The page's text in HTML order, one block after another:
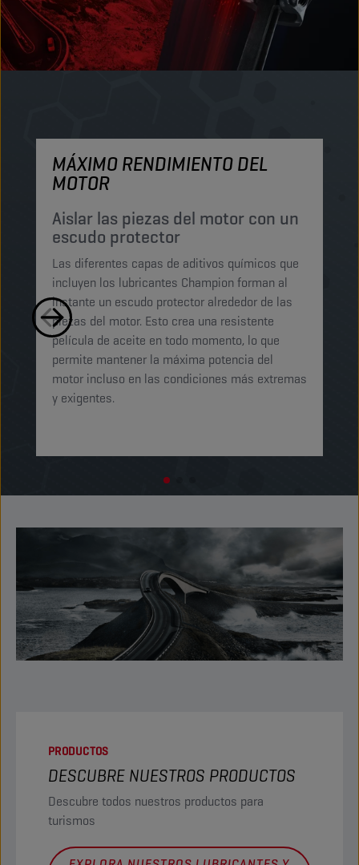
MÁXIMO RENDIMIENTO DEL
MOTOR
Aislar las piezas del motor con un
escudo protector
Las diferentes capas de aditivos químicos que
incluyen los lubricantes Champion forman al
instante un escudo protector alrededor de las
piezas del motor. Esto crea una resistente
película de aceite en todo momento, lo que
permite mantener la máxima potencia del
motor incluso en las condiciones más extremas
y exigentes.
PRODUCTOS
DESCUBRE NUESTROS PRODUCTOS
Descubre todos nuestros productos para
turismos